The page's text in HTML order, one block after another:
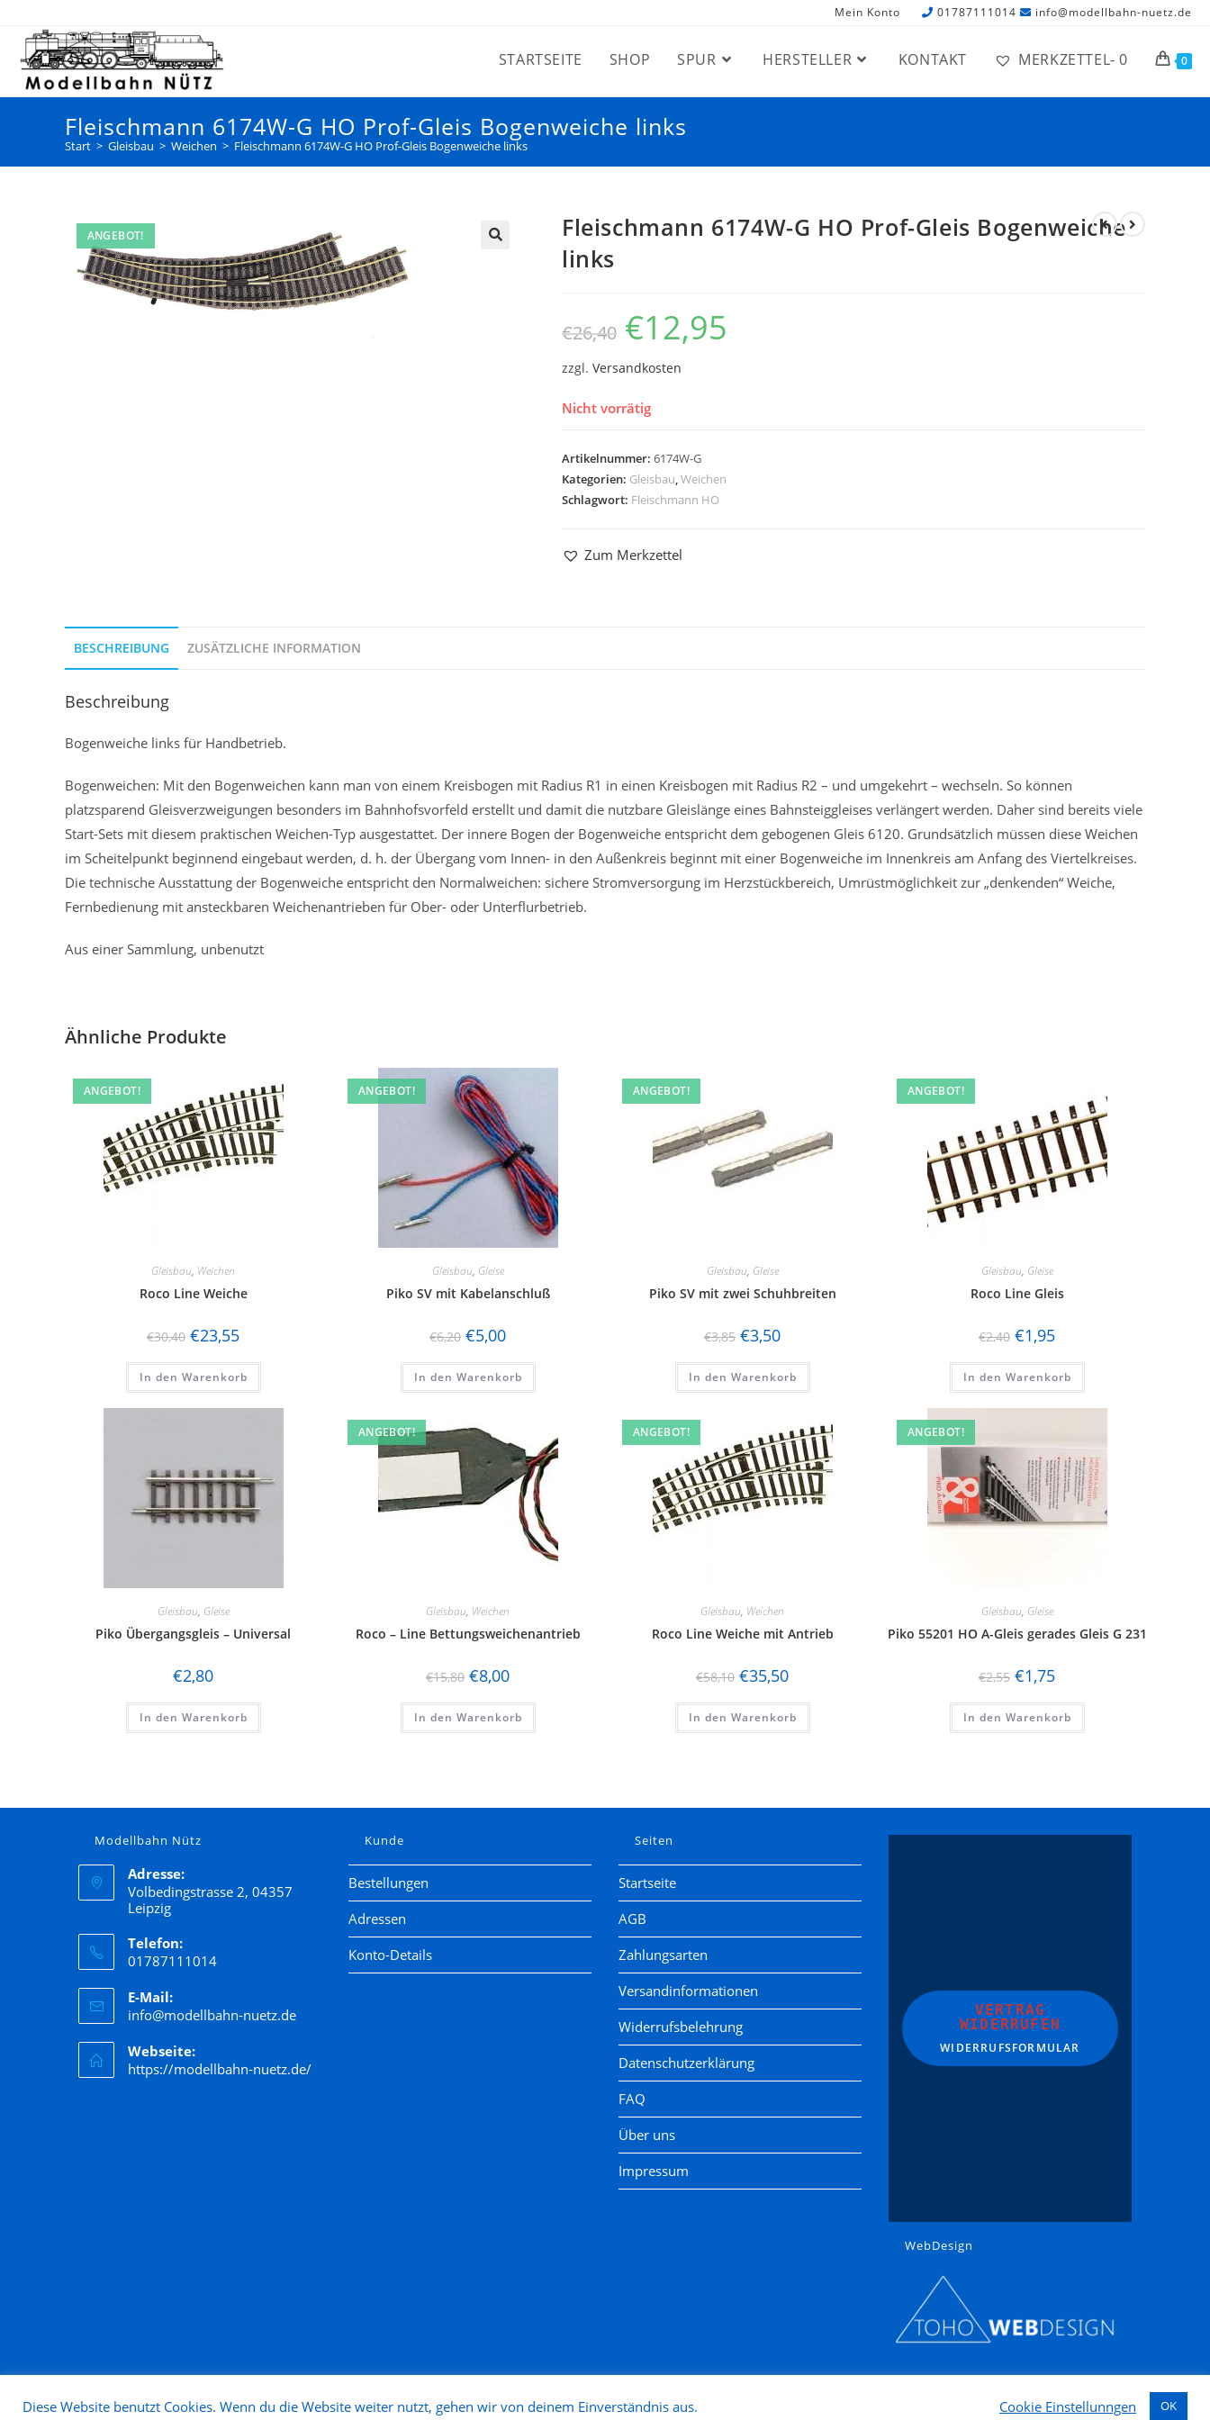
Mein Konto 01787111014 info@modellbahn-nuetz.de
STARTSEITE SHOP SPUR HERSTELLER KONTAKT MERKZETTEL- 0 0
Fleischmann 6174W-G HO Prof-Gleis Bogenweiche links
Start > Gleisbau > Weichen > Fleischmann 6174W-G HO Prof-Gleis Bogenweiche links
ANGEBOT!
Fleischmann 6174W-G HO Prof-Gleis Bogenweiche
links
€26,40 €12,95
zzgl. Versandkosten
Nicht vorrätig
Artikelnummer: 6174W-G
Kategorien: Gleisbau,Weichen
Schlagwort: Fleischmann HO
Zum Merkzettel
BESCHREIBUNG ZUSÄTZLICHE INFORMATION
Beschreibung
Bogenweiche links für Handbetrieb.
Bogenweichen: Mit den Bogenweichen kann man von einem Kreisbogen mit Radius R1 in einen Kreisbogen mit Radius R2 – und umgekehrt – wechseln. So können
platzsparend Gleisverzweigungen besonders im Bahnhofsvorfeld erstellt und damit die nutzbare Gleislänge eines Bahnsteiggleises verlängert werden. Daher sind bereits viele
Start-Sets mit diesem praktischen Weichen-Typ ausgestattet. Der innere Bogen der Bogenweiche entspricht dem gebogenen Gleis 6120. Grundsätzlich müssen diese Weichen
im Scheitelpunkt beginnend eingebaut werden, d. h. der Übergang vom Innen- in den Außenkreis beginnt mit einer Bogenweiche im Innenkreis am Anfang des Viertelkreises.
Die technische Ausstattung der Bogenweiche entspricht den Normalweichen: sichere Stromversorgung im Herzstückbereich, Umrüstmöglichkeit zur „denkenden“ Weiche,
Fernbedienung mit ansteckbaren Weichenantrieben für Ober- oder Unterflurbetrieb.
Aus einer Sammlung, unbenutzt
Ähnliche Produkte
ANGEBOT!
Gleisbau, Weichen
Roco Line Weiche
€30,40 €23,55
In den Warenkorb
ANGEBOT!
Gleisbau, Gleise
Piko SV mit Kabelanschluß
€6,20 €5,00
In den Warenkorb
ANGEBOT!
Gleisbau, Gleise
Piko SV mit zwei Schuhbreiten
€3,85 €3,50
In den Warenkorb
ANGEBOT!
Gleisbau, Gleise
Roco Line Gleis
€2,40 €1,95
In den Warenkorb
Gleisbau, Gleise
Piko Übergangsgleis – Universal
€2,80
In den Warenkorb
ANGEBOT!
Gleisbau, Weichen
Roco – Line Bettungsweichenantrieb
€15,80 €8,00
In den Warenkorb
ANGEBOT!
Gleisbau, Weichen
Roco Line Weiche mit Antrieb
€58,10 €35,50
In den Warenkorb
ANGEBOT!
Gleisbau, Gleise
Piko 55201 HO A-Gleis gerades Gleis G 231
€2,55 €1,75
In den Warenkorb
Modellbahn Nütz
Adresse:
Volbedingstrasse 2, 04357
Leipzig
Telefon:
01787111014
E-Mail:
info@modellbahn-nuetz.de
Webseite:
https://modellbahn-nuetz.de/
Kunde
Bestellungen
Adressen
Konto-Details
Seiten
Startseite
AGB
Zahlungsarten
Versandinformationen
Widerrufsbelehrung
Datenschutzerklärung
FAQ
Über uns
Impressum
VERTRAG
WIDERRUFEN
WIDERRUFSFORMULAR
WebDesign
Diese Website benutzt Cookies. Wenn du die Website weiter nutzt, gehen wir von deinem Einverständnis aus. Cookie Einstellunngen OK